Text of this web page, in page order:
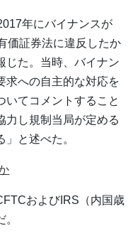
年にバイナンスが
価証券法に違反したか
じた。当時、バイナン
求への自主的な対応を
いてコメントすること
力し規制当局が定める
と述べた。
およびIRS（内国歳